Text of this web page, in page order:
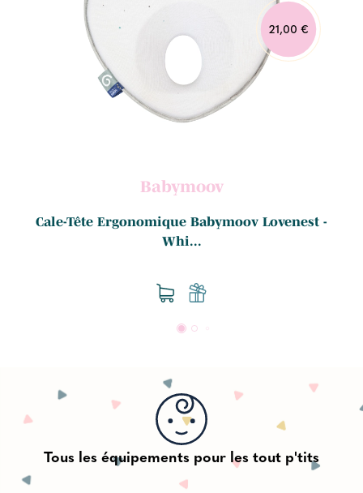
21,00 €
Babymoov
Cale-Tête Ergonomique Babymoov Lovenest -
Whi...
Tous les équipements pour les tout p'tits